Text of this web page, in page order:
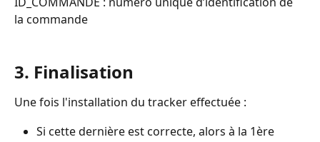
la commande
3. Finalisation
Une fois l'installation du tracker effectuée :
Si cette dernière est correcte, alors à la 1ère